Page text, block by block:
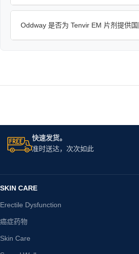
Oddway 是否为 Tenvir EM 片剂提供国
快速发货。
准时送达，次次如此
SKIN CARE
Erectile Dysfunction
癌症药物
Skin Care